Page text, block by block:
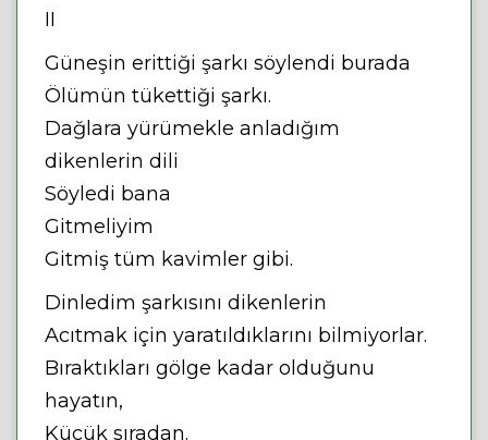
II
Güneşin erittiği şarkı söylendi burada
Ölümün tükettiği şarkı.
Dağlara yürümekle anladığım
dikenlerin dili
Söyledi bana
Gitmeliyim
Gitmiş tüm kavimler gibi.
Dinledim şarkısını dikenlerin
Acıtmak için yaratıldıklarını bilmiyorlar.
Bıraktıkları gölge kadar olduğunu
hayatın,
Küçük sıradan.